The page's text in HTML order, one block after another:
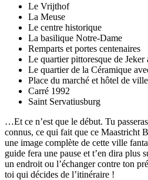
Le Vrijthof
La Meuse
Le centre historique
La basilique Notre-Dame
Remparts et portes centenaires
Le quartier pittoresque de Jeker
Le quartier de la Céramique
Place du marché et hôtel de ville
Carré 1992
Saint Servatiusburg
…Et ce n’est que le début. Tu
connus, ce qui fait que ce Maastricht
une image complète de cette ville
guide fera une pause et t’en dira plus
un endroit ou l’échanger contre ton
toi qui décides de l’itinéraire !